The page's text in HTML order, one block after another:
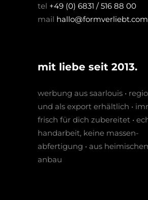
tel +49 (0) 6831 / 516 88 00
mail hallo@formverliebt.com
mit liebe seit 2013.
werbung aus saarlouis •
und als export erhältlich •
frisch für dich zubereitet •
hand­arbeit, keine massen­­
abfertigung • aus
anbau